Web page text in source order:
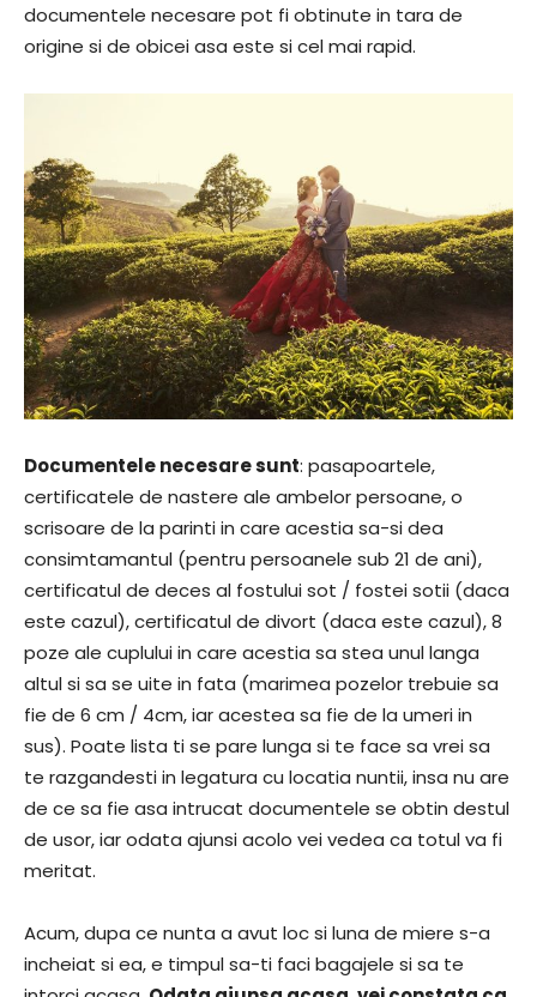
documentele necesare pot fi obtinute in tara de
origine si de obicei asa este si cel mai rapid.
Documentele necesare sunt: pasapoartele,
certificatele de nastere ale ambelor persoane, o
scrisoare de la parinti in care acestia sa-si dea
consimtamantul (pentru persoanele sub 21 de ani),
certificatul de deces al fostului sot / fostei sotii (daca
este cazul), certificatul de divort (daca este cazul), 8
poze ale cuplului in care acestia sa stea unul langa
altul si sa se uite in fata (marimea pozelor trebuie sa
fie de 6 cm / 4cm, iar acestea sa fie de la umeri in
sus). Poate lista ti se pare lunga si te face sa vrei sa
te razgandesti in legatura cu locatia nuntii, insa nu are
de ce sa fie asa intrucat documentele se obtin destul
de usor, iar odata ajunsi acolo vei vedea ca totul va fi
meritat.
Acum, dupa ce nunta a avut loc si luna de miere s-a
incheiat si ea, e timpul sa-ti faci bagajele si sa te